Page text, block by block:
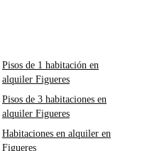
Pisos de 1 habitación en
alquiler Figueres
Pisos de 3 habitaciones en
alquiler Figueres
Habitaciones en alquiler en
Figueres